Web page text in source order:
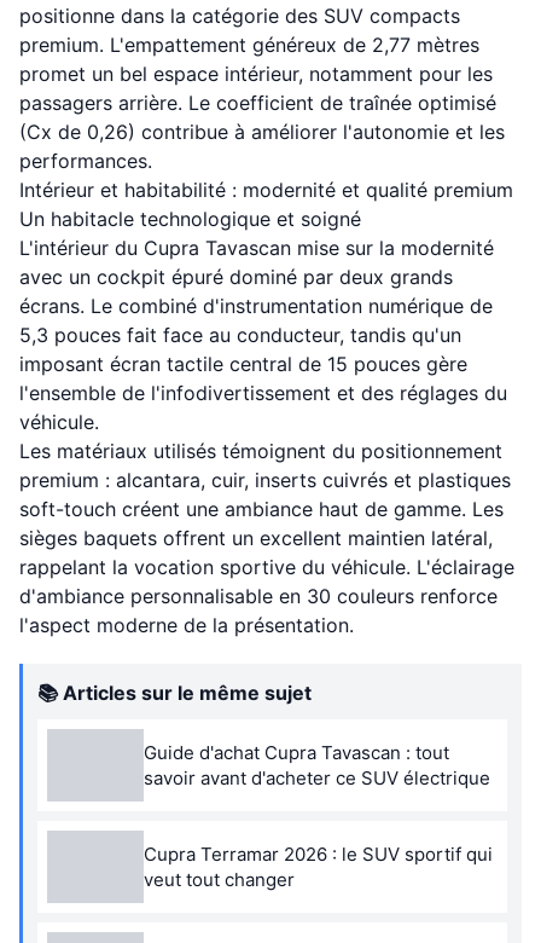
positionne dans la catégorie des SUV compacts
premium. L'empattement généreux de 2,77 mètres
promet un bel espace intérieur, notamment pour les
passagers arrière. Le coefficient de traînée optimisé
(Cx de 0,26) contribue à améliorer l'autonomie et les
performances.
Intérieur et habitabilité : modernité et qualité premium
Un habitacle technologique et soigné
L'intérieur du Cupra Tavascan mise sur la modernité
avec un cockpit épuré dominé par deux grands
écrans. Le combiné d'instrumentation numérique de
5,3 pouces fait face au conducteur, tandis qu'un
imposant écran tactile central de 15 pouces gère
l'ensemble de l'infodivertissement et des réglages du
véhicule.
Les matériaux utilisés témoignent du positionnement
premium : alcantara, cuir, inserts cuivrés et plastiques
soft-touch créent une ambiance haut de gamme. Les
sièges baquets offrent un excellent maintien latéral,
rappelant la vocation sportive du véhicule. L'éclairage
d'ambiance personnalisable en 30 couleurs renforce
l'aspect moderne de la présentation.
📚 Articles sur le même sujet
Guide d'achat Cupra Tavascan : tout
savoir avant d'acheter ce SUV électrique
Cupra Terramar 2026 : le SUV sportif qui
veut tout changer